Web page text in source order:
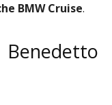
BMW Cruise.